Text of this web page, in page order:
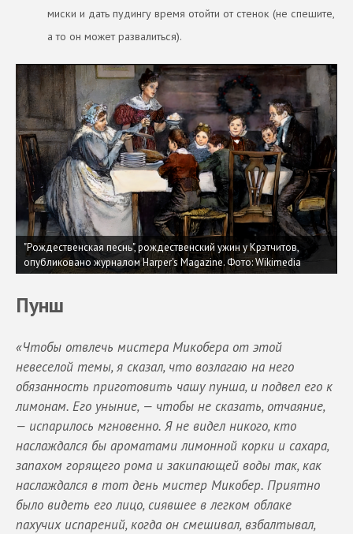
миски и дать пудингу время отойти от стенок (не спешите,
а то он может развалиться).
"Рождественская песнь", рождественский ужин у Крэтчитов,
опубликовано журналом Harper's Magazine.Фото: Wikimedia
Пунш
«Чтобы отвлечь мистера Микобера от этой
невеселой темы, я сказал, что возлагаю на него
обязанность приготовить чашу пунша, и подвел его к
лимонам. Его уныние, — чтобы не сказать, отчаяние,
— испарилось мгновенно. Я не видел никого, кто
наслаждался бы ароматами лимонной корки и сахара,
запахом горящего рома и закипающей воды так, как
наслаждался в тот день мистер Микобер. Приятно
было видеть его лицо, сиявшее в легком облаке
пахучих испарений, когда он смешивал, взбалтывал,